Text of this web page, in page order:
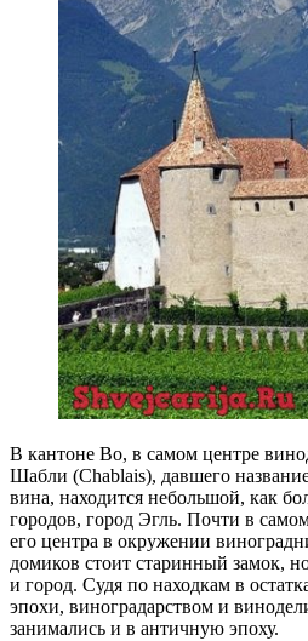
В кантоне Во, в самом центре
Шабли (Chablais), давшего
вина, находится небольшой, как
городов, город Эгль. Почти в
его центра в окружении
домиков стоит старинный замок,
и город. Судя по находкам в
эпохи, виноградарством и
занимались и в античную эпоху.